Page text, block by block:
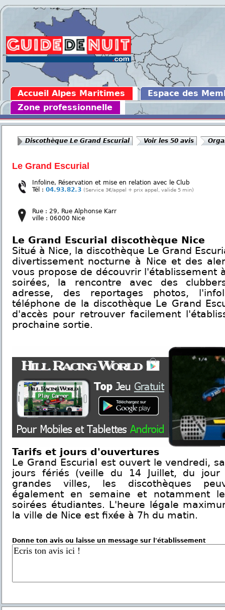
Accueil Alpes Maritimes
Espace des
Zone professionnelle
Discothèque Le Grand Escurial Voir les 50 avis
Le Grand Escurial
Infoline, Réservation et mise en relation avec le Club
Tél : 04.93.82.3 (Service 3€/appel + prix appel, valide 5 min)
Rue : 29, Rue Alphonse Karr
ville : 06000 Nice
Le Grand Escurial discothèque Nice
Situé à Nice, la discothèque Le Grand
divertissement nocturne à Nice et des
vous propose de découvrir l'établissement
soirées, la rencontre avec des
adresse, des reportages photos,
téléphone de la discothèque Le Grand
d'accès pour retrouver facilement
prochaine sortie.
Tarifs et jours d'ouvertures
Le Grand Escurial est ouvert le vendredi,
jours fériés (veille du 14 Juillet, du jour
grandes villes, les discothèques
également en semaine et notamment
soirées étudiantes. L'heure légale
la ville de Nice est fixée à 7h du matin.
Donne ton avis ou laisse un message sur l'établissement